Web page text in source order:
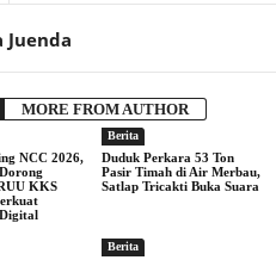
Juenda
MORE FROM AUTHOR
NCC 2026,
KKS
Berita
Duduk Perkara 53 Ton
Pasir Timah di Air Merbau,
Satlap Tricakti Buka Suara
Berita